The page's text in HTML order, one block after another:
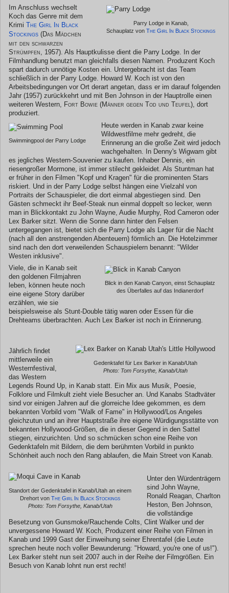
Parry Lodge in Kanab,
Schauplatz von The Girl In Black Stockings
Im Anschluss wechselt
Koch das Genre mit dem
Krimi The Girl In Black
Stockings (Das Mädchen
mit den schwarzen
Strümpfen, 1957). Als Hauptkulisse dient die Parry Lodge. In der
Filmhandlung benutzt man gleichfalls diesen Namen. Produzent Koch
spart dadurch unnötige Kosten ein. Untergebracht ist das Team
schließlich in der Parry Lodge. Howard W. Koch ist von den
Arbeitsbedingungen vor Ort derart angetan, dass er im darauf folgenden
Jahr (1957) zurückkehrt und mit Ben Johnson in der Hauptrolle einen
weiteren Western, Fort Bowie (Männer gegen Tod und Teufel), dort
produziert.
Swimmingpool der Parry Lodge
Heute werden in Kanab zwar keine
Wildwestfilme mehr gedreht, die
Erinnerung an die große Zeit wird jedoch
wachgehalten. In Denny's Wigwam gibt
es jegliches Western-Souvenier zu kaufen. Inhaber Dennis, ein
riesengroßer Mormone, ist immer stilecht gekleidet. Als Stuntman hat
er früher in den Filmen "Kopf und Kragen" für die prominenten Stars
riskiert. Und in der Parry Lodge selbst hängen eine Vielzahl von
Portraits der Schauspieler, die dort einmal abgestiegen sind. Den
Gästen schmeckt ihr Beef-Steak nun einmal doppelt so lecker, wenn
man in Blickkontakt zu John Wayne, Audie Murphy, Rod Cameron oder
Lex Barker sitzt. Wenn die Sonne dann hinter den Felsen
untergegangen ist, bietet sich die Parry Lodge als Lager für die Nacht
(nach all den anstrengenden Abenteuern) förmlich an. Die Hotelzimmer
sind nach den dort verweilenden Schauspielern benannt: "Wilder
Westen inklusive".
Blick in den Kanab Canyon, einst Schauplatz
des Überfalles auf das Indianerdorf
Viele, die in Kanab seit
den goldenen Filmjahren
leben, können heute noch
eine eigene Story darüber
erzählen, wie sie
beispielsweise als Stunt-Double tätig waren oder Essen für die
Drehteams überbrachten. Auch Lex Barker ist noch in Erinnerung.
Gedenktafel für Lex Barker in Kanab/Utah
Photo: Tom Forsythe, Kanab/Utah
Jährlich findet
mittlerweile ein
Westernfestival,
das Western
Legends Round Up, in Kanab statt. Ein Mix aus Musik, Poesie,
Folklore und Filmkult zieht viele Besucher an. Und Kanabs Stadtväter
sind vor einigen Jahren auf die glorreiche Idee gekommen, es dem
bekannten Vorbild vom "Walk of Fame" in Hollywood/Los Angeles
gleichzutun und an ihrer Hauptstraße ihre eigene Würdigungsstätte von
bekannten Hollywood-Größen, die in dieser Gegend in den Sattel
stiegen, einzurichten. Und so schmücken schon eine Reihe von
Gedenktafeln mit Bildern, die dem berühmten Vorbild in punkto
Schönheit auch noch den Rang ablaufen, die Main Street von Kanab.
Standort der Gedenktafel in Kanab/Utah an einem
Drehort von The Girl In Black Stockings
Photo: Tom Forsythe, Kanab/Utah
Unter den Würdenträgern
sind John Wayne,
Ronald Reagan, Charlton
Heston, Ben Johnson,
die vollständige
Besetzung von Gunsmoke/Rauchende Colts, Clint Walker und der
unvergessene Howard W. Koch, Produzent einer Reihe von Filmen in
Kanab und 1999 Gast der Einweihung seiner Ehrentafel (die Leute
sprechen heute noch voller Bewunderung: "Howard, you're one of us!").
Lex Barker steht nun seit 2007 auch in der Reihe der Filmgrößen. Ein
Besuch von Kanab lohnt nun erst recht!